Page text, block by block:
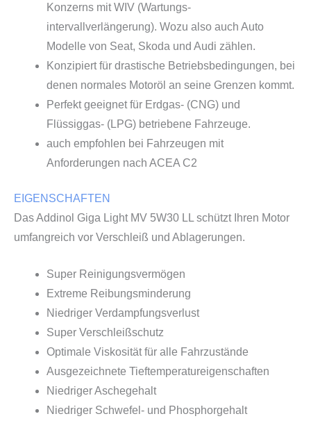
Konzerns mit WIV (Wartungs-
intervallverlängerung). Wozu also auch Auto
Modelle von Seat, Skoda und Audi zählen.
Konzipiert für drastische Betriebsbedingungen, bei
denen normales Motoröl an seine Grenzen kommt.
Perfekt geeignet für Erdgas- (CNG) und
Flüssiggas- (LPG) betriebene Fahrzeuge.
auch empfohlen bei Fahrzeugen mit
Anforderungen nach ACEA C2
EIGENSCHAFTEN
Das Addinol Giga Light MV 5W30 LL schützt Ihren Motor
umfangreich vor Verschleiß und Ablagerungen.
Super Reinigungsvermögen
Extreme Reibungsminderung
Niedriger Verdampfungsverlust
Super Verschleißschutz
Optimale Viskosität für alle Fahrzustände
Ausgezeichnete Tieftemperatureigenschaften
Niedriger Aschegehalt
Niedriger Schwefel- und Phosphorgehalt